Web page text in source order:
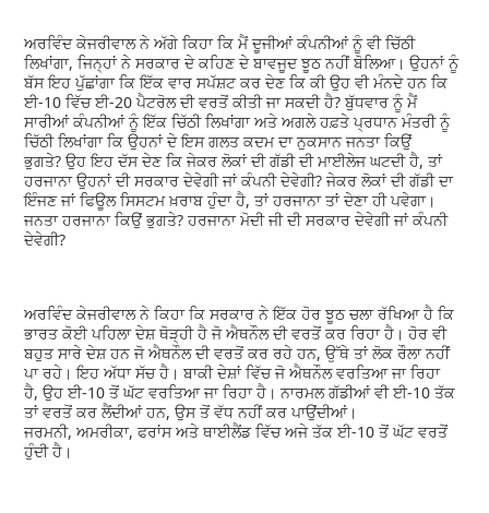
ਅਰਵਿੰਦ ਕੇਜਰੀਵਾਲ ਨੇ ਅੱਗੇ ਕਿਹਾ ਕਿ ਮੈਂ ਦੂਜੀਆਂ ਕੰਪਨੀਆਂ ਨੂੰ ਵੀ ਚਿੱਠੀ
ਲਿਖਾਂਗਾ, ਜਿਨ੍ਹਾਂ ਨੇ ਸਰਕਾਰ ਦੇ ਕਹਿਣ ਦੇ ਬਾਵਜੂਦ ਝੂਠ ਨਹੀਂ ਬੋਲਿਆ। ਉਹਨਾਂ ਨੂੰ
ਬੱਸ ਇਹ ਪੁੱਛਾਂਗਾ ਕਿ ਇੱਕ ਵਾਰ ਸਪੱਸ਼ਟ ਕਰ ਦੇਣ ਕਿ ਕੀ ਉਹ ਵੀ ਮੰਨਦੇ ਹਨ ਕਿ
ਈ-10 ਵਿੱਚ ਈ-20 ਪੈਟਰੋਲ ਦੀ ਵਰਤੋਂ ਕੀਤੀ ਜਾ ਸਕਦੀ ਹੈ? ਬੁੱਧਵਾਰ ਨੂੰ ਮੈਂ
ਸਾਰੀਆਂ ਕੰਪਨੀਆਂ ਨੂੰ ਇੱਕ ਚਿੱਠੀ ਲਿਖਾਂਗਾ ਅਤੇ ਅਗਲੇ ਹਫ਼ਤੇ ਪ੍ਰਧਾਨ ਮੰਤਰੀ ਨੂੰ
ਚਿੱਠੀ ਲਿਖਾਂਗਾ ਕਿ ਉਹਨਾਂ ਦੇ ਇਸ ਗਲਤ ਕਦਮ ਦਾ ਨੁਕਸਾਨ ਜਨਤਾ ਕਿਉਂ
ਭੁਗਤੇ? ਉਹ ਇਹ ਦੱਸ ਦੇਣ ਕਿ ਜੇਕਰ ਲੋਕਾਂ ਦੀ ਗੱਡੀ ਦੀ ਮਾਈਲੇਜ ਘਟਦੀ ਹੈ, ਤਾਂ
ਹਰਜਾਨਾ ਉਹਨਾਂ ਦੀ ਸਰਕਾਰ ਦੇਵੇਗੀ ਜਾਂ ਕੰਪਨੀ ਦੇਵੇਗੀ? ਜੇਕਰ ਲੋਕਾਂ ਦੀ ਗੱਡੀ ਦਾ
ਇੰਜਣ ਜਾਂ ਫਿਊਲ ਸਿਸਟਮ ਖ਼ਰਾਬ ਹੁੰਦਾ ਹੈ, ਤਾਂ ਹਰਜਾਨਾ ਤਾਂ ਦੇਣਾ ਹੀ ਪਵੇਗਾ।
ਜਨਤਾ ਹਰਜਾਨਾ ਕਿਉਂ ਭੁਗਤੇ? ਹਰਜਾਨਾ ਮੋਦੀ ਜੀ ਦੀ ਸਰਕਾਰ ਦੇਵੇਗੀ ਜਾਂ ਕੰਪਨੀ
ਦੇਵੇਗੀ?
ਅਰਵਿੰਦ ਕੇਜਰੀਵਾਲ ਨੇ ਕਿਹਾ ਕਿ ਸਰਕਾਰ ਨੇ ਇੱਕ ਹੋਰ ਝੂਠ ਚਲਾ ਰੱਖਿਆ ਹੈ ਕਿ
ਭਾਰਤ ਕੋਈ ਪਹਿਲਾ ਦੇਸ਼ ਥੋੜ੍ਹੀ ਹੈ ਜੋ ਐਥਨੌਲ ਦੀ ਵਰਤੋਂ ਕਰ ਰਿਹਾ ਹੈ। ਹੋਰ ਵੀ
ਬਹੁਤ ਸਾਰੇ ਦੇਸ਼ ਹਨ ਜੋ ਐਥਨੌਲ ਦੀ ਵਰਤੋਂ ਕਰ ਰਹੇ ਹਨ, ਉੱਥੇ ਤਾਂ ਲੋਕ ਰੌਲਾ ਨਹੀਂ
ਪਾ ਰਹੇ। ਇਹ ਅੱਧਾ ਸੱਚ ਹੈ। ਬਾਕੀ ਦੇਸ਼ਾਂ ਵਿੱਚ ਜੋ ਐਥਨੌਲ ਵਰਤਿਆ ਜਾ ਰਿਹਾ
ਹੈ, ਉਹ ਈ-10 ਤੋਂ ਘੱਟ ਵਰਤਿਆ ਜਾ ਰਿਹਾ ਹੈ। ਨਾਰਮਲ ਗੱਡੀਆਂ ਵੀ ਈ-10 ਤੱਕ
ਤਾਂ ਵਰਤੋਂ ਕਰ ਲੈਂਦੀਆਂ ਹਨ, ਉਸ ਤੋਂ ਵੱਧ ਨਹੀਂ ਕਰ ਪਾਉਂਦੀਆਂ।
ਜਰਮਨੀ, ਅਮਰੀਕਾ, ਫਰਾਂਸ ਅਤੇ ਥਾਈਲੈਂਡ ਵਿੱਚ ਅਜੇ ਤੱਕ ਈ-10 ਤੋਂ ਘੱਟ ਵਰਤੋਂ
ਹੁੰਦੀ ਹੈ।